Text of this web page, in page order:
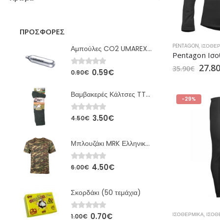
PENTAGON,
35.90€ 27.80
-29%
ΙΣΟΘΕΡΜΙΚΆ,
ΠΡΟΣΦΟΡΈΣ
Αμπούλες CO2 UMAREX 12gr
0out of 5
0.90€ 0.59€
Βαμβακερές Κάλτσες TTKs Χακί MRK
0out of 5
4.50€ 3.50€
Μπλουζάκι MRK Ελληνικής Παραλλαγής
0out of 5
6.00€ 4.50€
Σκορδάκι (50 τεμάχια)
0 out of 5
1.00€ 0.70€